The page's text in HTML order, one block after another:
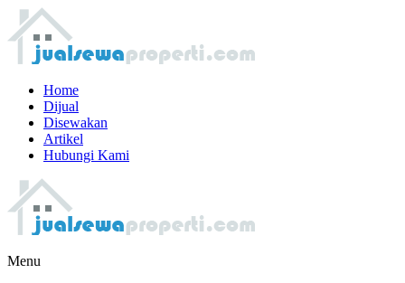
Home
Dijual
Disewakan
Artikel
Hubungi Kami
Menu